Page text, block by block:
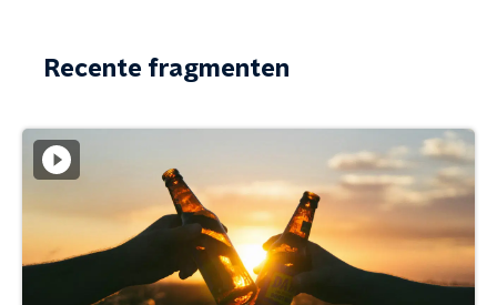
Recente fragmenten